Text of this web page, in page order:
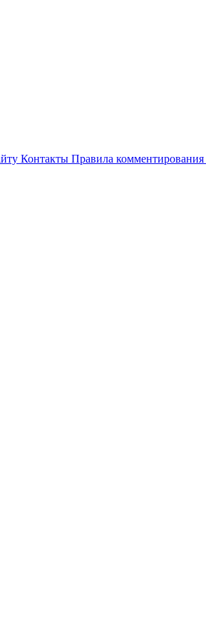
Контакты Правила комментирования